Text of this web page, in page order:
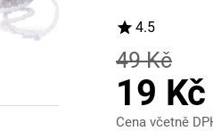
4.5
49 Kč
19 Kč
Cena včetně